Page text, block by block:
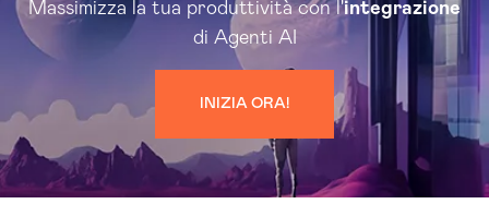
Massimizza la tua produttività con l'integrazione
di Agenti AI
INIZIA ORA!